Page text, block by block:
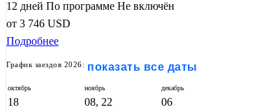
12 дней По программе Не включён
от 3 746 USD
Подробнее
График заездов 2026: показать все даты
октябрь
18
ноябрь
08, 22
декабрь
06